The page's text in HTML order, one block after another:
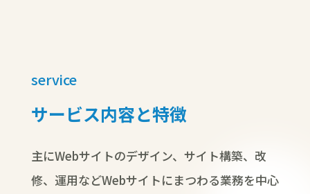
service
サービス内容と特徴
主にWebサイトのデザイン、サイト構築、改
修、運用などWebサイトにまつわる業務を中心